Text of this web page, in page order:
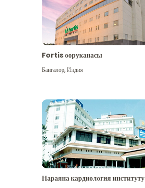
Fortis ооруканасы
Бангалор,Индия
Нараяна кардиология институту